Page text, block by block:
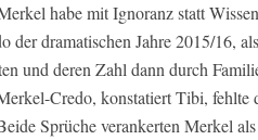
habe mit Ignoranz statt
der dramatischen Jahre 2015/16,
und deren Zahl dann durch
Credo, konstatiert Tibi, fehlte
Sprüche verankerten Merkel